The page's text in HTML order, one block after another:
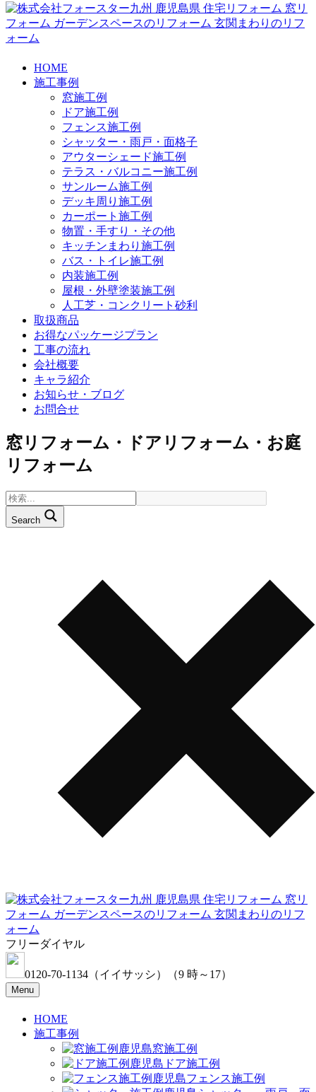
HOME
施工事例
窓施工例
ドア施工例
フェンス施工例
シャッター・雨戸・面格子
アウターシェード施工例
テラス・バルコニー施工例
サンルーム施工例
デッキ周り施工例
カーポート施工例
物置・手すり・その他
キッチンまわり施工例
バス・トイレ施工例
内装施工例
屋根・外壁塗装施工例
人工芝・コンクリート砂利
取扱商品
お得なパッケージプラン
工事の流れ
会社概要
キャラ紹介
お知らせ・ブログ
お問合せ
窓リフォーム・ドアリフォーム・お庭
リフォーム
Search
フリーダイヤル
0120-70-1134 （イイサッシ） （9 時～17）
Menu
HOME
施工事例
窓施工例
ドア施工例
フェンス施工例